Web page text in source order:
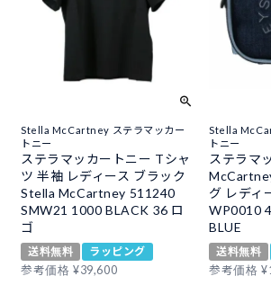
Stella McCartney ステラマッカー
トニー
ステラマッカートニー Tシャ
ツ 半袖 レディース ブラック
Stella McCartney 511240
SMW21 1000 BLACK 36 ロ
ゴ
送料無料
ラッピング
参考価格 ¥39,600
Stella
トニー
ステラマ
グ レディ
WP0010
BLUE
送料無料
参考価格 ¥